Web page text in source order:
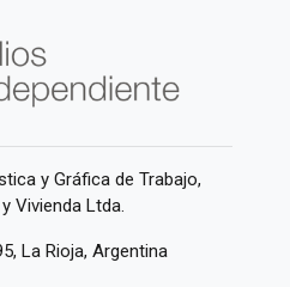
y Gráfica de Trabajo,
Vivienda Ltda.
La Rioja, Argentina